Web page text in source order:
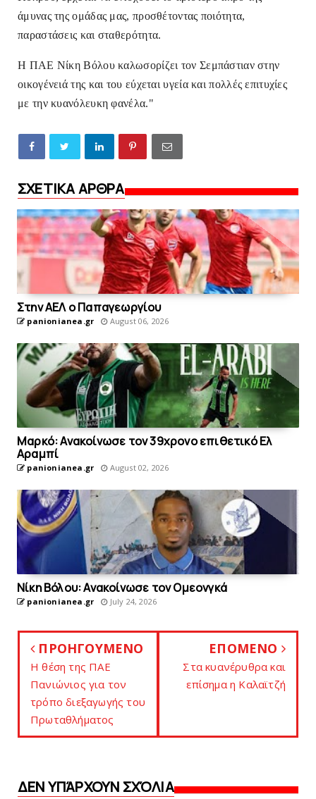
άμυνας της ομάδας μας, προσθέτοντας ποιότητα,
παραστάσεις και σταθερότητα.
Η ΠΑΕ Νίκη Βόλου καλωσορίζει τον Σεμπάστιαν στην
οικογένειά της και του εύχεται υγεία και πολλές επιτυχίες
με την κυανόλευκη φανέλα."
ΣΧΕΤΙΚΑ ΑΡΘΡΑ
Στην AEΛ ο Παπαγεωργίου
panionianea.gr August 06, 2026
Mαρκό: Ανακοίνωσε τον 39χρονο επιθετικό Ελ
Αραμπί
panionianea.gr August 02, 2026
Nίκη Βόλου: Ανακοίνωσε τον Ομεονγκά
panionianea.gr July 24, 2026
ΠΡΟΗΓΟΥΜΕΝΟ
H θέση της ΠAΕ
Πανιώνιος για τον
τρόπο διεξαγωγής του
Πρωταθλήματος
ΕΠΟΜΕΝΟ
Στα κυανέρυθρα και
επίσημα η Kαλαϊτζή
ΔΕΝ ΥΠΆΡΧΟΥΝ ΣΧΌΛΙΑ